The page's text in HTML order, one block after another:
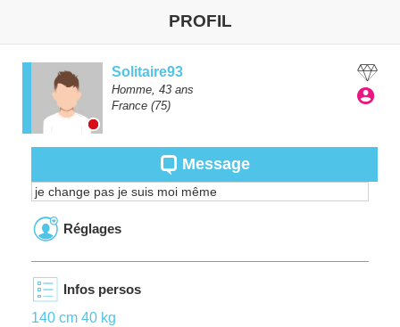
PROFIL
Solitaire93
Homme, 43 ans
France (75)
Message
je change pas je suis moi même
Réglages
Infos persos
140 cm 40 kg